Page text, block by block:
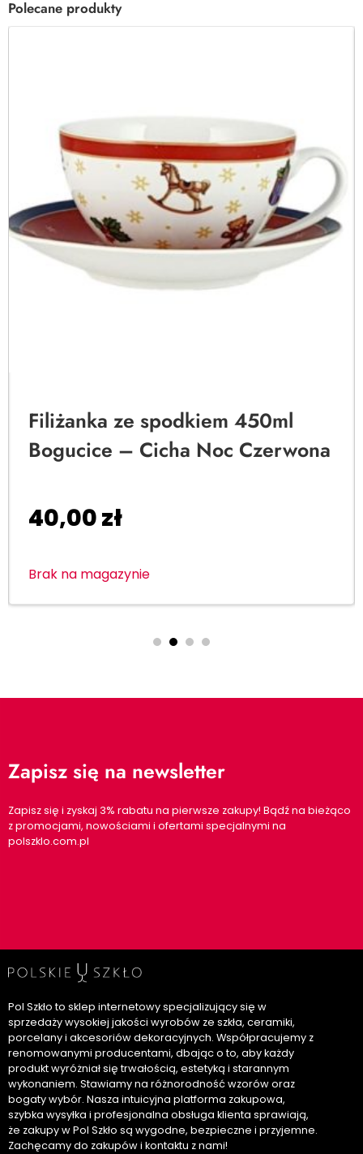
Polecane produkty
Filiżanka ze spodkiem 450ml
Bogucice – Cicha Noc Czerwona
40,00zł
Brak na magazynie
Zapisz się na newsletter
Zapisz się i zyskaj 3% rabatu na pierwsze zakupy! Bądź na bieżąco
z promocjami, nowościami i ofertami specjalnymi na
polszklo.com.pl
Pol Szkło to sklep internetowy specjalizujący się w
sprzedaży wysokiej jakości wyrobów ze szkła, ceramiki,
porcelany i akcesoriów dekoracyjnych. Współpracujemy z
renomowanymi producentami, dbając o to, aby każdy
produkt wyróżniał się trwałością, estetyką i starannym
wykonaniem. Stawiamy na różnorodność wzorów oraz
bogaty wybór. Nasza intuicyjna platforma zakupowa,
szybka wysyłka i profesjonalna obsługa klienta sprawiają,
że zakupy w Pol Szkło są wygodne, bezpieczne i przyjemne.
Zachęcamy do zakupów i kontaktu z nami!